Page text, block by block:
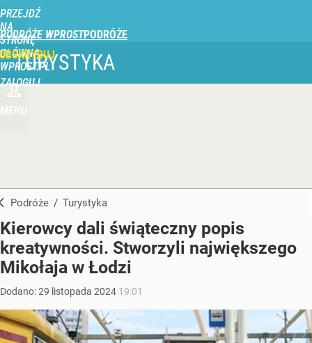
PRZEJDŹ
NA
STRONĘ
GŁÓWNĄ
WPROST.PL
PODRÓŻE WPROST
ZALOGUJ
MENU
TURYSTYKA
Podróże / Turystyka
Kierowcy dali świąteczny popis
kreatywności. Stworzyli największego
Mikołaja w Łodzi
Dodano:29 listopada 2024 19:01